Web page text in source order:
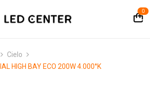
0
Cielo
HIGH BAY ECO 200W 4.000°K